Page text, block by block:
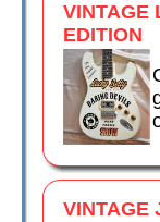
VINTAGE
EDITION
VINTAGE